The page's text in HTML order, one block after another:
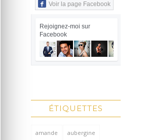
Voir la page Facebook
Rejoignez-moi sur
Facebook
ÉTIQUETTES
amande aubergine